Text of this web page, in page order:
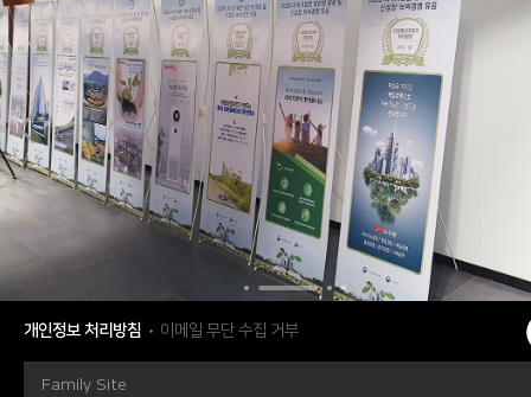
개인정보 처리방침 이메일 무단 수집 거부
Family Site